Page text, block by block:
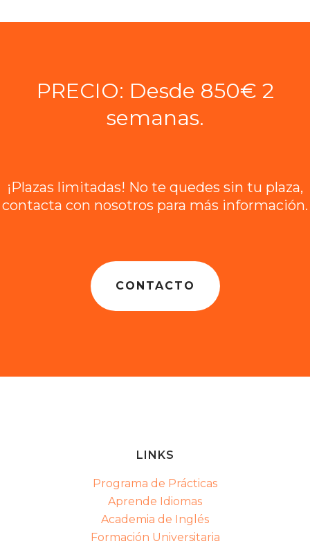
PRECIO: Desde 850€ 2
semanas.
¡Plazas limitadas! No te quedes sin tu plaza,
contacta con nosotros para más información.
CONTACTO
LINKS
Programa de Prácticas
Aprende Idiomas
Academia de Inglés
Formación Universitaria